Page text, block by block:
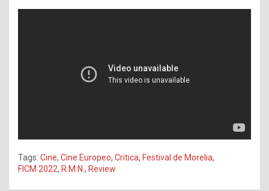
Tags: Cine, Cine Europeo, Critica, Festival de Morelia,
FICM 2022, R.M.N. , Review